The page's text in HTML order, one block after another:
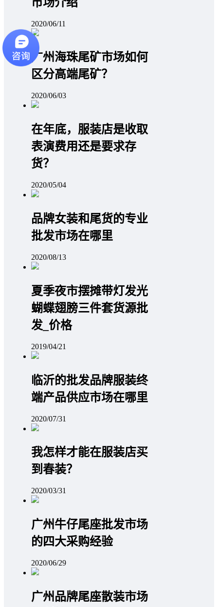
2020/06/11
广州海珠尾矿市场如何
区分高端尾矿？
2020/06/03
在年底，服装店是收取
表演费用还是要求存
货？
2020/05/04
品牌女装和尾货的专业
批发市场在哪里
2020/08/13
夏季夜市摆摊带灯发光
蝴蝶翅膀三件套货源批
发_价格
2019/04/21
临沂的批发品牌服装终
端产品供应市场在哪里
2020/07/31
我怎样才能在服装店买
到春装？
2020/03/31
广州牛仔尾座批发市场
的四大采购经验
2020/06/29
广州品牌尾座散装市场